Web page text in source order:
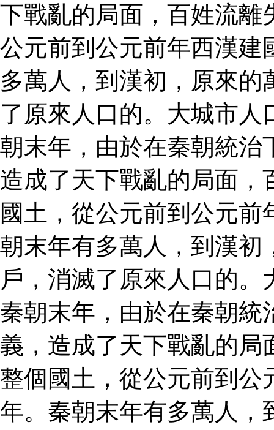
下戰亂的局面，百姓流離
公元前到公元前年西漢建
多萬人，到漢初，原來
了原來人口的。大城市
朝末年，由於在秦朝統治
造成了天下戰亂的局面，
國土，從公元前到公元
朝末年有多萬人，到漢初
戶，消滅了原來人口的
秦朝末年，由於在秦朝統
義，造成了天下戰亂的局
整個國土，從公元前到公
年。秦朝末年有多萬人，